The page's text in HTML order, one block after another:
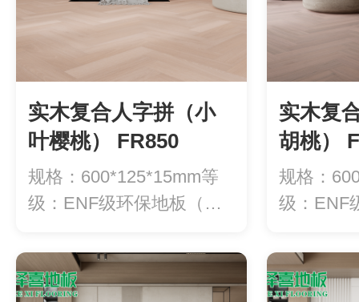
实木复合人字拼（小
叶樱桃） FR850
规格：600*125*15mm等
级：ENF级环保地板（甲
实木复
胡桃）
规格：
级：ENF